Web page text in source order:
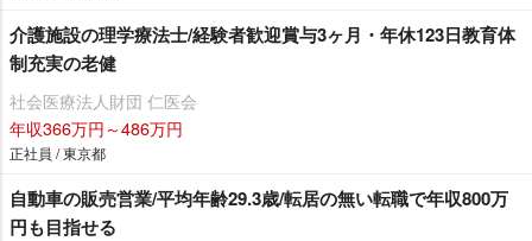
介護施設の理学療法士/経験者歓迎賞与3ヶ月・年休123日教育体
制充実の老健
社会医療法人財団 仁医会
年収366万円～486万円
正社員 / 東京都
自動車の販売営業/平均年齢29.3歳/転居の無い転職で年収800万
円も目指せる